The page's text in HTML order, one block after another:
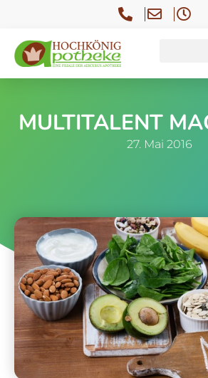
MULTITALENT
27. Mai 2016